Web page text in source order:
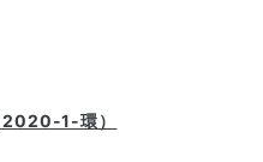
2020-1-環）